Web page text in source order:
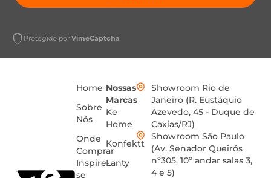
Protegido por VimeCaptcha
Home
Sobre
Nós
Onde
Comprar
Inspire-
se
Nossas
Marcas
Ke
Home
Konfektt
Lanty
Showroom Rio de
Janeiro (R. Eustáquio
Azevedo, 45 - Duque de
Caxias/RJ)
Showroom São Paulo
(Av. Senador Queirós
nº305, 10º andar salas 3,
4 e 5)